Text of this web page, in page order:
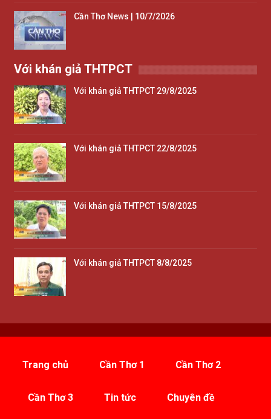
Cần Thơ News | 10/7/2026
Với khán giả THTPCT
Với khán giả THTPCT 29/8/2025
Với khán giả THTPCT 22/8/2025
Với khán giả THTPCT 15/8/2025
Với khán giả THTPCT 8/8/2025
Trang chủ Cần Thơ 1 Cần Thơ 2
Cần Thơ 3 Tin tức Chuyên đề